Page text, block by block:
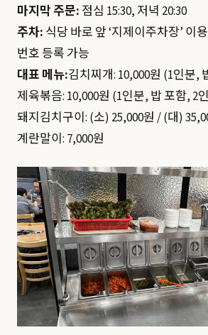
마지막 주문: 점심 15:30, 저녁 20:30
주차: 식당 바로 앞 ‘지제이주차장’ 이
번호 등록 가능
대표 메뉴:김치찌개: 10,000원 (1인분,
제육볶음: 10,000원 (1인분, 밥 포함, 2
돼지김치구이: (소) 25,000원 / (대)
계란말이: 7,000원